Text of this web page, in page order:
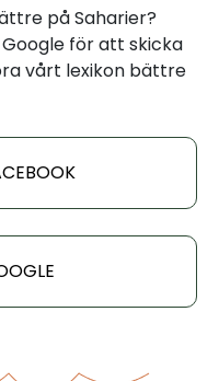
på Saharier?
för att skicka
vårt lexikon bättre